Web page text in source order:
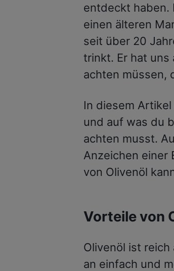
entdeckt haben.
einen älteren
seit über 20
trinkt. Er hat uns
achten müssen,
In diesem
und auf was du
achten musst.
Anzeichen einer
von Olivenöl
Vorteile von
Olivenöl ist reich
an einfach und